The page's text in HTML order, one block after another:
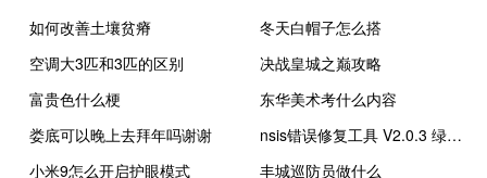
如何改善土壤贫瘠
冬天白帽子怎么搭
空调大3匹和3匹的区别
决战皇城之巅攻略
富贵色什么梗
东华美术考什么内容
娄底可以晚上去拜年吗谢谢
nsis错误修复工具 V2.0.3 绿色免费版（nsis错误修复工具 V2.0.3 绿色免费版功能简介）
小米9怎么开启护眼模式
丰城巡防员做什么